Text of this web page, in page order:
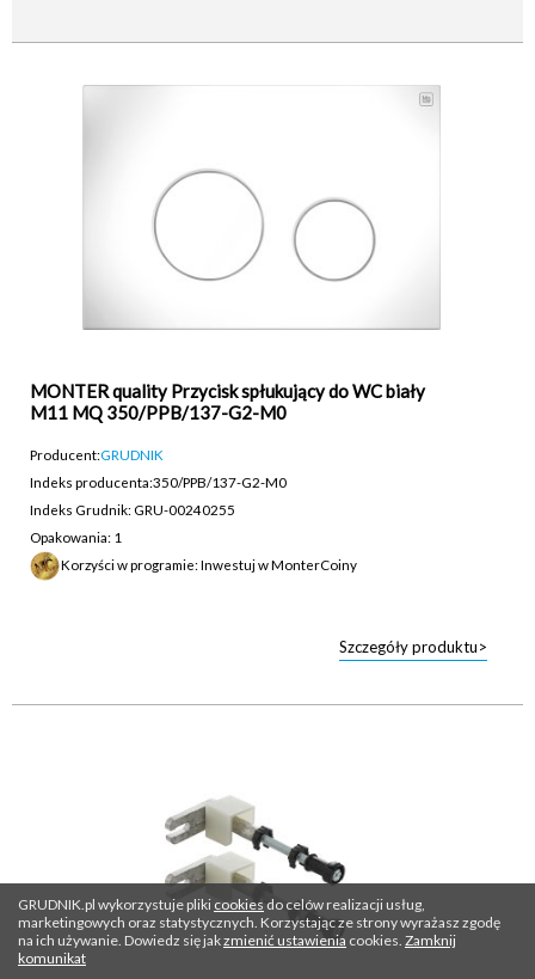
MONTER quality Przycisk spłukujący do WC biały
M11 MQ 350/PPB/137-G2-M0
Producent:GRUDNIK
Indeks producenta:350/PPB/137-G2-M0
Indeks Grudnik: GRU-00240255
Opakowania: 1
Korzyści w programie: Inwestuj w MonterCoiny
Szczegóły produktu>
GRUDNIK.pl wykorzystuje pliki cookies do celów realizacji usług,
marketingowych oraz statystycznych. Korzystając ze strony wyrażasz zgodę
na ich używanie. Dowiedz się jakzmienić ustawienia cookies. Zamknij
komunikat